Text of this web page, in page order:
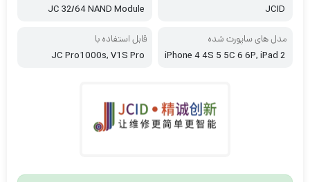
JCID
JC 32/64 NAND Module
مدل های ساپورت شده
iPhone 4 4S 5 5C 6 6P, iPad 2
قابل استفاده با
JC Pro1000s, V1S Pro